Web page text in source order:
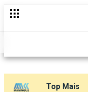
Top Mais